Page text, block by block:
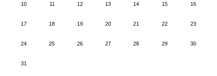
10 11 12 13 14 15 16
17 18 19 20 21 22 23
24 25 26 27 28 29 30
31